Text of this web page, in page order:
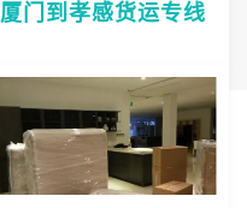
厦门到孝感货运专线